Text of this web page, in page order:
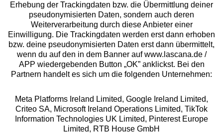
Über uns
Rechtliches
Alle Preise inkl. MwSt., zzgl.
Versandkosten
** Bonität vorausgesetzt, berechtigt zur Bonitätsprüfung
Erhebung der Trackingdaten bzw. die Übermittlung deiner
pseudonymisierten Daten, sondern auch deren
Weiterverarbeitung durch diese Anbieter einer
Einwilligung. Die Trackingdaten werden erst dann erhoben
bzw. deine pseudonymisierten Daten erst dann übermittelt,
wenn du auf den in dem Banner auf www.lascana.de /
APP wiedergebenden Button „OK” anklickst. Bei den
Partnern handelt es sich um die folgenden Unternehmen:
Meta Platforms Ireland Limited, Google Ireland Limited,
Criteo SA, Microsoft Ireland Operations Limited, TikTok
Information Technologies UK Limited, Pinterest Europe
Limited, RTB House GmbH